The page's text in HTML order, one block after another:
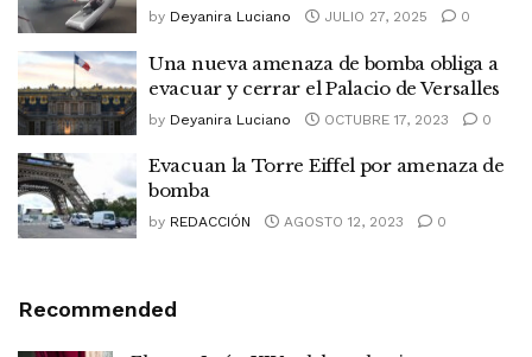
by Deyanira Luciano JULIO 27, 2025 0
Una nueva amenaza de bomba obliga a
evacuar y cerrar el Palacio de Versalles
by Deyanira Luciano OCTUBRE 17, 2023 0
Evacuan la Torre Eiffel por amenaza de
bomba
by REDACCIÓN AGOSTO 12, 2023 0
Recommended